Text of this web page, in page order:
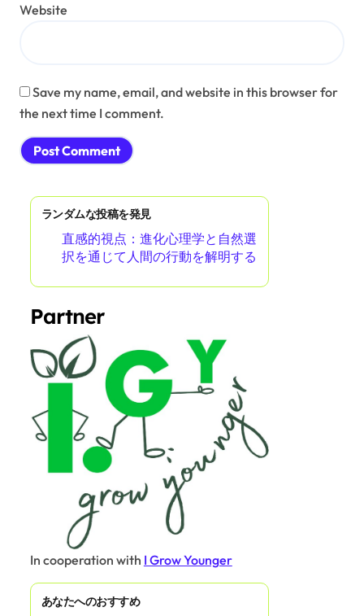
Website
Save my name, email, and website in this browser for
the next time I comment.
ランダムな投稿を発見
直感的視点：進化心理学と自然選
択を通じて人間の行動を解明する
Partner
In cooperation with I Grow Younger
あなたへのおすすめ